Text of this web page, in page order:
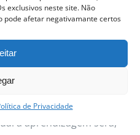
exclusivos neste site. Não
afetar negativamante certos
de Privacidade
e apetecíveis.
estar ao dispor de
e a necessidade de
às várias restrições
criou-se este
a aprendizagem será,